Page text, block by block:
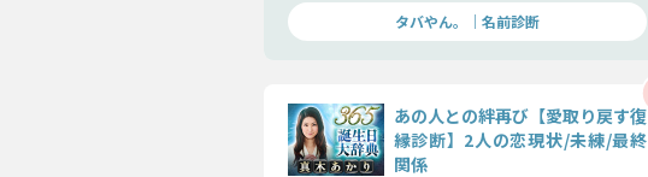
タバやん。｜名前診断
あの人との絆再び【愛取り戻す復
縁診断】2人の恋現状/未練/最終
関係